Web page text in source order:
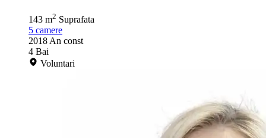
143 m2 Suprafata
5 camere
2018 An const
4 Bai
Voluntari